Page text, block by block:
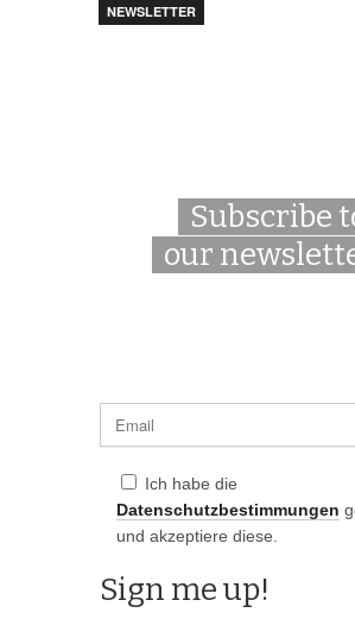
NEWSLETTER
Subscribe
our
Ich habe die
Datenschutzbestimmungen
und akzeptiere diese.